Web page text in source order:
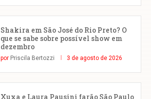
Shakira em São José do Rio Preto? O
que se sabe sobre possível show em
dezembro
por Priscila Bertozzi 3 de agosto de 2026
Xuxa e Laura Pausini farão São Paulo